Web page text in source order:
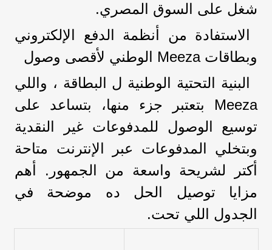
شغل على السوق المصري.
الاستفادة من أنظمة الدفع الإلكتروني
وبطاقات Meeza الوطني لأقصى وصول
البنية التحتية الوطنية ل البطاقة ، واللي
Meeza بتعتبر جزء منها، بتساعد على
توسيع الوصول للمدفوعات غير النقدية
وبتخلي المدفوعات عبر الإنترنت متاحة
أكتر لشريحة واسعة من الجمهور. أهم
مزايا توصيل الحل ده موضحة في
الجدول اللي تحت.